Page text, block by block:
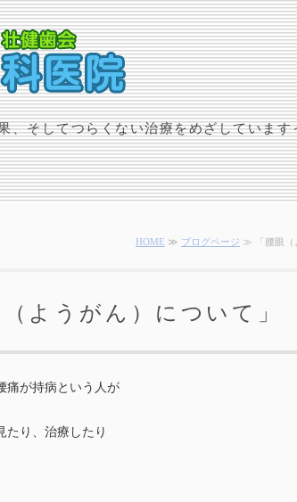
、そしてつらくない治療をめざしています
HOME ≫ ブログページ ≫ 「腰眼（
（ようがん）について」
痛が持病という人が
たり、治療したり